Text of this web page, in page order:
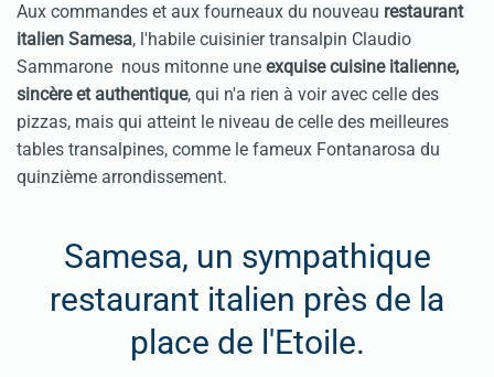
Aux commandes et aux fourneaux du nouveau restaurant
italien Samesa, l'habile cuisinier transalpin Claudio
Sammarone nous mitonne une exquise cuisine italienne,
sincère et authentique, qui n'a rien à voir avec celle des
pizzas, mais qui atteint le niveau de celle des meilleures
tables transalpines, comme le fameux Fontanarosa du
quinzième arrondissement.
Samesa, un sympathique
restaurant italien près de la
place de l'Etoile.